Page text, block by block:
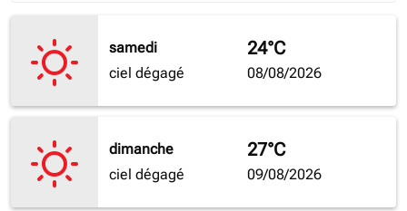
samedi
ciel dégagé
24°C
08/08/2026
dimanche
ciel dégagé
27°C
09/08/2026